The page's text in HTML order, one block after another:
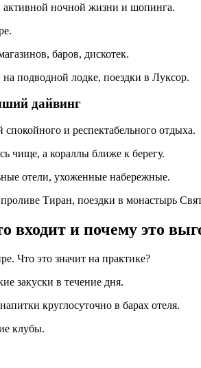
активной ночной жизни и шопинга.
баров, дискотек.
подводной лодке, поездки в Луксор.
дайвинг
и респектабельного отдыха.
чище, а кораллы ближе к берегу.
отели, ухоженные набережные.
Тиран, поездки в монастырь
входит и почему это
Что это значит на практике?
закуски в течение дня.
круглосуточно в барах отеля.
клубы.